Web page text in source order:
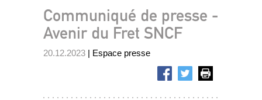
Communiqué de presse -
Avenir du Fret SNCF
20.12.2023 | Espace presse